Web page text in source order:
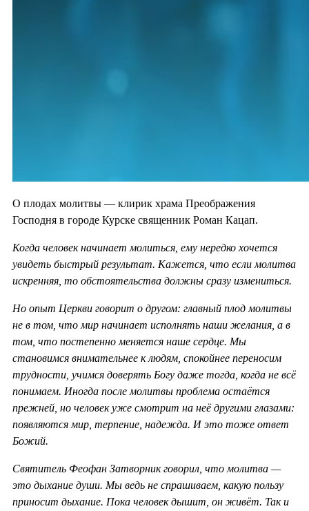
О плодах молитвы — клирик храма Преображения
Господня в городе Курске священник Роман Кацап.
Когда человек начинает молиться, ему нередко хочется
увидеть быстрый результат. Кажется, что если молитва
искренняя, то обстоятельства должны сразу измениться.
Но опыт Церкви говорит о другом: главный плод молитвы
не в том, что мир начинает исполнять наши желания, а в
том, что постепенно меняется наше сердце. Мы
становимся внимательнее к людям, спокойнее переносим
трудности, учимся доверять Богу даже тогда, когда не всё
понимаем. Иногда после молитвы проблема остаётся
прежней, но человек уже смотрит на неё другими глазами:
появляются мир, терпение, надежда. И это тоже ответ
Божий.
Святитель Феофан Затворник говорил, что молитва —
это дыхание души. Мы ведь не спрашиваем, какую пользу
приносит дыхание. Пока человек дышит, он живёт. Так и